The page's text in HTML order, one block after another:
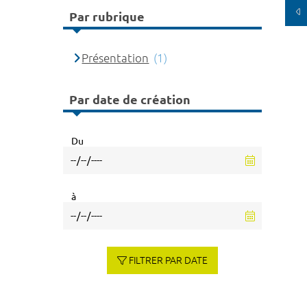
Par rubrique
Présentation (1)
Par date de création
Du
à
FILTRER PAR DATE